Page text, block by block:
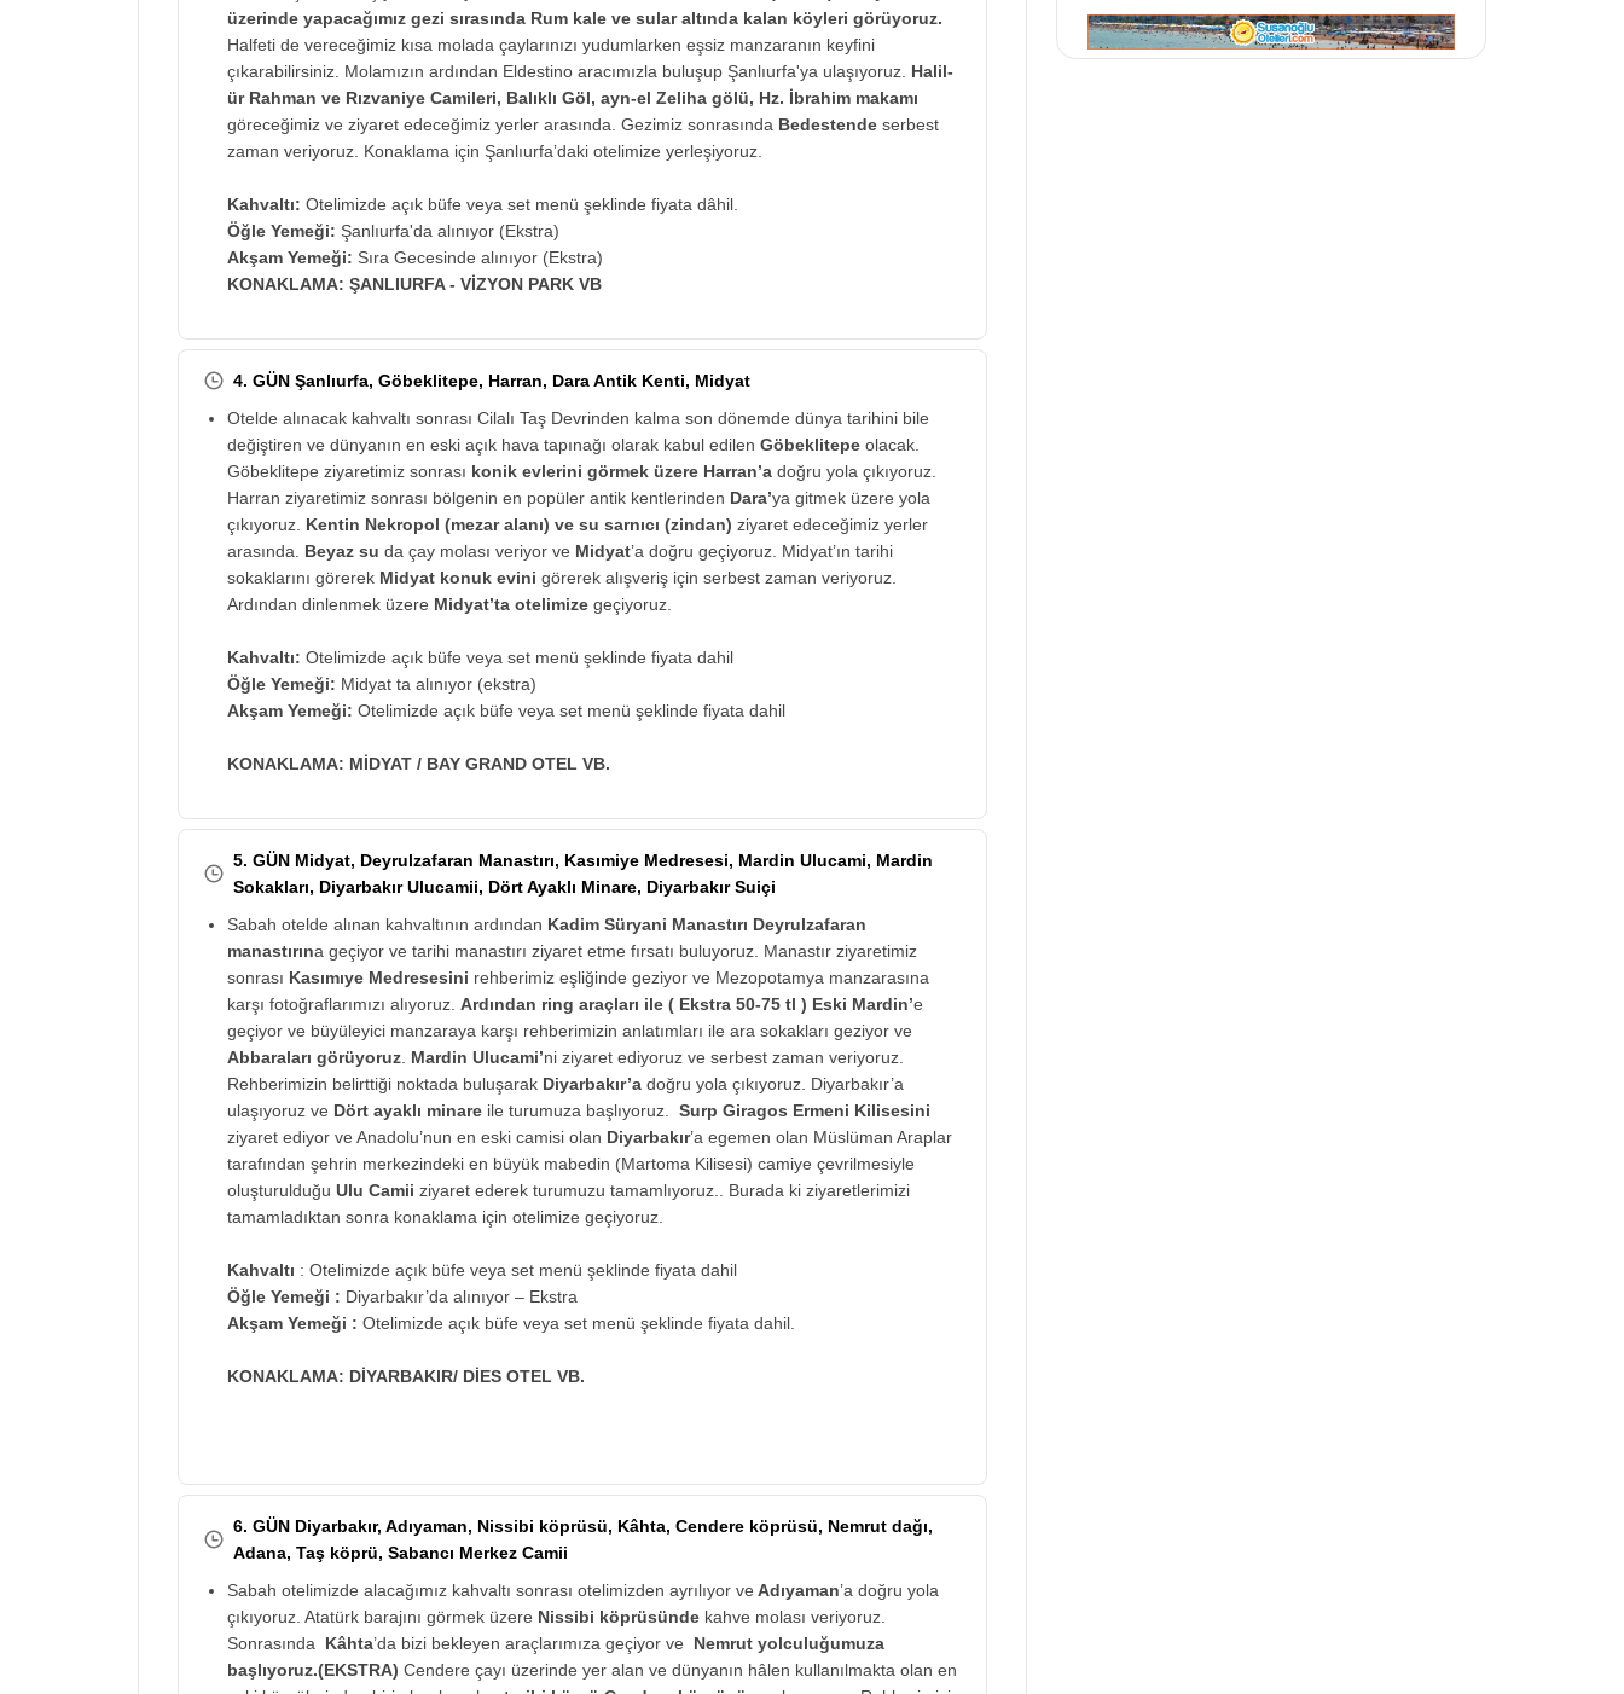
üzerinde yapacağımız gezi sırasında Rum kale ve sular altında kalan köyleri görüyoruz.
Halfeti de vereceğimiz kısa molada çaylarınızı yudumlarken eşsiz manzaranın keyfini
çıkarabilirsiniz. Molamızın ardından Eldestino aracımızla buluşup Şanlıurfa'ya ulaşıyoruz. Halil-
ür Rahman ve Rızvaniye Camileri, Balıklı Göl, ayn-el Zeliha gölü, Hz. İbrahim makamı
göreceğimiz ve ziyaret edeceğimiz yerler arasında. Gezimiz sonrasında Bedestende serbest
zaman veriyoruz. Konaklama için Şanlıurfa’daki otelimize yerleşiyoruz.
Kahvaltı: Otelimizde açık büfe veya set menü şeklinde fiyata dâhil.
Öğle Yemeği: Şanlıurfa'da alınıyor (Ekstra)
Akşam Yemeği: Sıra Gecesinde alınıyor (Ekstra)
KONAKLAMA: ŞANLIURFA - VİZYON PARK VB
4. GÜN Şanlıurfa, Göbeklitepe, Harran, Dara Antik Kenti, Midyat
Otelde alınacak kahvaltı sonrası Cilalı Taş Devrinden kalma son dönemde dünya tarihini bile
değiştiren ve dünyanın en eski açık hava tapınağı olarak kabul edilen Göbeklitepe olacak.
Göbeklitepe ziyaretimiz sonrası konik evlerini görmek üzere Harran’a doğru yola çıkıyoruz.
Harran ziyaretimiz sonrası bölgenin en popüler antik kentlerinden Dara’ya gitmek üzere yola
çıkıyoruz. Kentin Nekropol (mezar alanı) ve su sarnıcı (zindan) ziyaret edeceğimiz yerler
arasında. Beyaz su da çay molası veriyor ve Midyat’a doğru geçiyoruz. Midyat’ın tarihi
sokaklarını görerek Midyat konuk evini görerek alışveriş için serbest zaman veriyoruz.
Ardından dinlenmek üzere Midyat’ta otelimize geçiyoruz.
Kahvaltı: Otelimizde açık büfe veya set menü şeklinde fiyata dahil
Öğle Yemeği: Midyat ta alınıyor (ekstra)
Akşam Yemeği: Otelimizde açık büfe veya set menü şeklinde fiyata dahil
KONAKLAMA: MİDYAT / BAY GRAND OTEL VB.
5. GÜN Midyat, Deyrulzafaran Manastırı, Kasımiye Medresesi, Mardin Ulucami, Mardin
Sokakları, Diyarbakır Ulucamii, Dört Ayaklı Minare, Diyarbakır Suiçi
Sabah otelde alınan kahvaltının ardından Kadim Süryani Manastırı Deyrulzafaran
manastırına geçiyor ve tarihi manastırı ziyaret etme fırsatı buluyoruz. Manastır ziyaretimiz
sonrası Kasımıye Medresesini rehberimiz eşliğinde geziyor ve Mezopotamya manzarasına
karşı fotoğraflarımızı alıyoruz. Ardından ring araçları ile ( Ekstra 50-75 tl ) Eski Mardin’e
geçiyor ve büyüleyici manzaraya karşı rehberimizin anlatımları ile ara sokakları geziyor ve
Abbaraları görüyoruz Mardin Ulucami’ni ziyaret ediyoruz ve serbest zaman veriyoruz.
Rehberimizin belirttiği noktada buluşarak Diyarbakır’a doğru yola çıkıyoruz. Diyarbakır’a
ulaşıyoruz ve Dört ayaklı minare ile turumuza başlıyoruz. Surp Giragos Ermeni Kilisesini
ziyaret ediyor ve Anadolu’nun en eski camisi olan Diyarbakır’a egemen olan Müslüman Araplar
tarafından şehrin merkezindeki en büyük mabedin (Martoma Kilisesi) camiye çevrilmesiyle
oluşturulduğu Ulu Camii ziyaret ederek turumuzu tamamlıyoruz.. Burada ki ziyaretlerimizi
tamamladıktan sonra konaklama için otelimize geçiyoruz.
Kahvaltı : Otelimizde açık büfe veya set menü şeklinde fiyata dahil
Öğle Yemeği : Diyarbakır’da alınıyor – Ekstra
Akşam Yemeği : Otelimizde açık büfe veya set menü şeklinde fiyata dahil.
KONAKLAMA: DİYARBAKIR/ DİES OTEL VB.
6. GÜN Diyarbakır, Adıyaman, Nissibi köprüsü, Kâhta, Cendere köprüsü, Nemrut dağı,
Adana, Taş köprü, Sabancı Merkez Camii
Sabah otelimizde alacağımız kahvaltı sonrası otelimizden ayrılıyor ve Adıyaman’a doğru yola
çıkıyoruz. Atatürk barajını görmek üzere Nissibi köprüsünde kahve molası veriyoruz.
Sonrasında Kâhta’da bizi bekleyen araçlarımıza geçiyor ve Nemrut yolculuğumuza
başlıyoruz.(EKSTRA) Cendere çayı üzerinde yer alan ve dünyanın hâlen kullanılmakta olan en